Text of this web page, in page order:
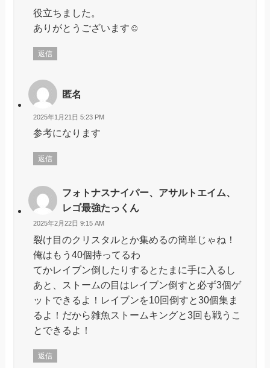
役立ちました。
ありがとうございます☺
返信
匿名
2025年1月21日 5:23 PM
参考になります
返信
フォトナスナイパー、アサルトエイム、
レゴ最強たっくん
2025年2月22日 9:15 AM
裂け目のクリスタルとか集めるの簡単じゃね！
俺はもう40個持ってるわ
てかレイブン倒したりするとたまに手に入るし
あと、ストームの目はレイブン倒すと必ず3個ゲ
ットできるよ！レイブンを10回倒すと30個集ま
るよ！だから雑魚ストームキングと3回も戦うこ
とできるよ！
返信